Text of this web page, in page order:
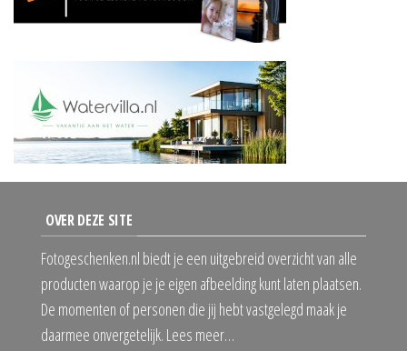
OVER DEZE SITE
Fotogeschenken.nl biedt je een uitgebreid overzicht van alle
producten waarop je je eigen afbeelding kunt laten plaatsen.
De momenten of personen die jij hebt vastgelegd maak je
daarmee onvergetelijk. Lees meer…